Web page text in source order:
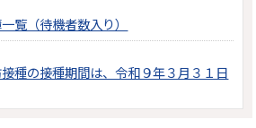
覧（待機者数入り）
種の接種期間は、令和９年３月３１日